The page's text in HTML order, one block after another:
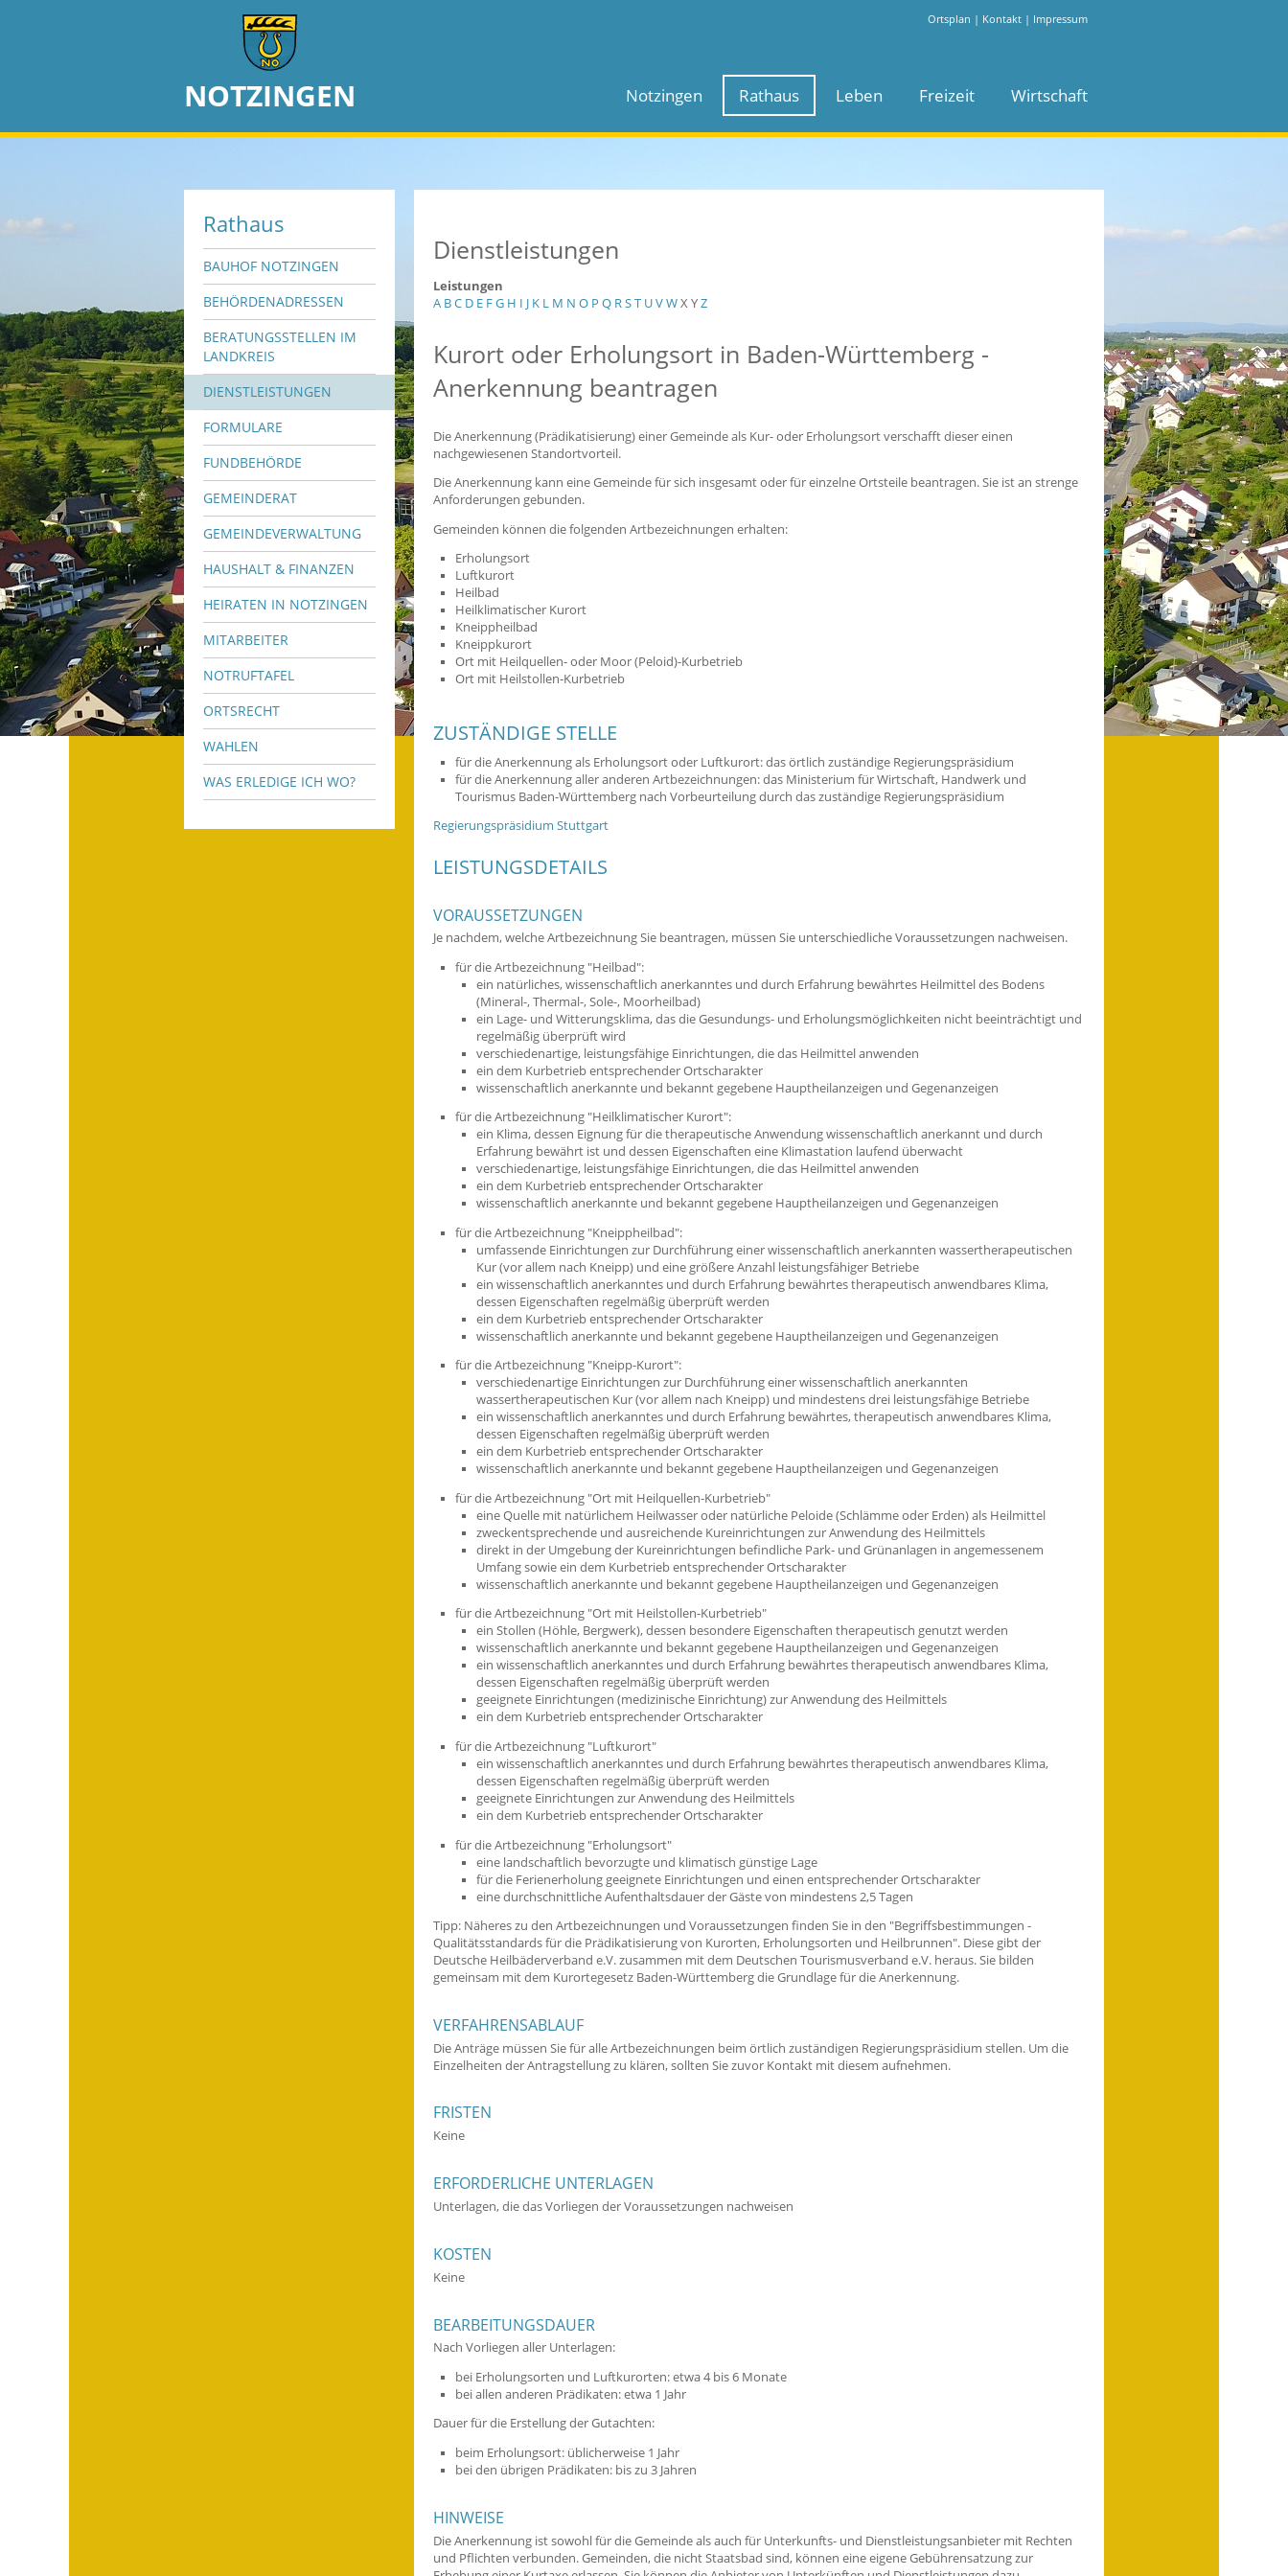
Ortsplan | Kontakt | Impressum
NOTZINGEN Notzingen Rathaus Leben Freizeit Wirtschaft
Rathaus
BAUHOF NOTZINGEN
BEHÖRDENADRESSEN
BERATUNGSSTELLEN IM
LANDKREIS
DIENSTLEISTUNGEN
FORMULARE
FUNDBEHÖRDE
GEMEINDERAT
GEMEINDEVERWALTUNG
HAUSHALT & FINANZEN
HEIRATEN IN NOTZINGEN
MITARBEITER
NOTRUFTAFEL
ORTSRECHT
WAHLEN
WAS ERLEDIGE ICH WO?
Dienstleistungen
Leistungen
A BC D E FG H I J K L M N O P Q RST UVWXYZ
Kurort oder Erholungsort in Baden-Württemberg -
Anerkennung beantragen
Die Anerkennung (Prädikatisierung) einer Gemeinde als Kur- oder Erholungsort verschafft dieser einen
nachgewiesenen Standortvorteil.
Die Anerkennung kann eine Gemeinde für sich insgesamt oder für einzelne Ortsteile beantragen. Sie ist an strenge
Anforderungen gebunden.
Gemeinden können die folgenden Artbezeichnungen erhalten:
Erholungsort
Luftkurort
Heilbad
Heilklimatischer Kurort
Kneippheilbad
Kneippkurort
Ort mit Heilquellen- oder Moor (Peloid)-Kurbetrieb
Ort mit Heilstollen-Kurbetrieb
ZUSTÄNDIGE STELLE
für die Anerkennung als Erholungsort oder Luftkurort: das örtlich zuständige Regierungspräsidium
für die Anerkennung aller anderen Artbezeichnungen: das Ministerium für Wirtschaft, Handwerk und
Tourismus Baden-Württemberg nach Vorbeurteilung durch das zuständige Regierungspräsidium
Regierungspräsidium Stuttgart
LEISTUNGSDETAILS
VORAUSSETZUNGEN
Je nachdem, welche Artbezeichnung Sie beantragen, müssen Sie unterschiedliche Voraussetzungen nachweisen.
für die Artbezeichnung "Heilbad":
ein natürliches, wissenschaftlich anerkanntes und durch Erfahrung bewährtes Heilmittel des Bodens
(Mineral-, Thermal-, Sole-, Moorheilbad)
ein Lage- und Witterungsklima, das die Gesundungs- und Erholungsmöglichkeiten nicht beeinträchtigt und
regelmäßig überprüft wird
verschiedenartige, leistungsfähige Einrichtungen, die das Heilmittel anwenden
ein dem Kurbetrieb entsprechender Ortscharakter
wissenschaftlich anerkannte und bekannt gegebene Hauptheilanzeigen und Gegenanzeigen
für die Artbezeichnung "Heilklimatischer Kurort":
ein Klima, dessen Eignung für die therapeutische Anwendung wissenschaftlich anerkannt und durch
Erfahrung bewährt ist und dessen Eigenschaften eine Klimastation laufend überwacht
verschiedenartige, leistungsfähige Einrichtungen,die das Heilmittel anwenden
ein dem Kurbetrieb entsprechender Ortscharakter
wissenschaftlich anerkannte und bekannt gegebene Hauptheilanzeigen und Gegenanzeigen
für die Artbezeichnung "Kneippheilbad":
umfassende Einrichtungen zur Durchführung einer wissenschaftlich anerkannten wassertherapeutischen
Kur (vor allem nach Kneipp) und eine größere Anzahl leistungsfähiger Betriebe
ein wissenschaftlich anerkanntes und durch Erfahrung bewährtes therapeutisch anwendbares Klima,
dessen Eigenschaften regelmäßig überprüft werden
ein dem Kurbetrieb entsprechender Ortscharakter
wissenschaftlich anerkannte und bekannt gegebene Hauptheilanzeigen und Gegenanzeigen
für die Artbezeichnung "Kneipp-Kurort":
verschiedenartige Einrichtungen zur Durchführung einer wissenschaftlich anerkannten
wassertherapeutischen Kur (vor allem nach Kneipp) und mindestens drei leistungsfähige Betriebe
ein wissenschaftlich anerkanntes und durch Erfahrung bewährtes, therapeutisch anwendbares Klima,
dessen Eigenschaften regelmäßig überprüft werden
ein dem Kurbetrieb entsprechender Ortscharakter
wissenschaftlich anerkannte und bekannt gegebene Hauptheilanzeigen und Gegenanzeigen
für die Artbezeichnung "Ort mit Heilquellen-Kurbetrieb"
eine Quelle mit natürlichem Heilwasser oder natürliche Peloide (Schlämme oder Erden) als Heilmittel
zweckentsprechende und ausreichende Kureinrichtungen zur Anwendung des Heilmittels
direkt in der Umgebung der Kureinrichtungen befindliche Park- undGrünanlagen in angemessenem
Umfang sowie ein dem Kurbetrieb entsprechender Ortscharakter
wissenschaftlich anerkannte und bekannt gegebene Hauptheilanzeigen und Gegenanzeigen
für die Artbezeichnung "Ort mit Heilstollen-Kurbetrieb"
ein Stollen (Höhle, Bergwerk), dessen besondere Eigenschaften therapeutisch genutzt werden
wissenschaftlich anerkannte und bekannt gegebene Hauptheilanzeigen und Gegenanzeigen
ein wissenschaftlich anerkanntes und durch Erfahrung bewährtes therapeutisch anwendbares Klima,
dessen Eigenschaften regelmäßig überprüft werden
geeignete Einrichtungen (medizinische Einrichtung) zur Anwendung des Heilmittels
ein dem Kurbetrieb entsprechender Ortscharakter
für die Artbezeichnung "Luftkurort"
ein wissenschaftlich anerkanntes und durch Erfahrung bewährtes therapeutisch anwendbares Klima,
dessen Eigenschaften regelmäßig überprüft werden
geeignete Einrichtungen zur Anwendung des Heilmittels
ein dem Kurbetrieb entsprechender Ortscharakter
für die Artbezeichnung "Erholungsort"
eine landschaftlich bevorzugte und klimatisch günstige Lage
für die Ferienerholung geeignete Einrichtungen und einen entsprechender Ortscharakter
eine durchschnittliche Aufenthaltsdauer der Gäste von mindestens 2,5 Tagen
Tipp: Näheres zu den Artbezeichnungen und Voraussetzungen finden Sie in den "Begriffsbestimmungen -
Qualitätsstandards für die Prädikatisierung von Kurorten, Erholungsorten und Heilbrunnen". Diese gibt der
Deutsche Heilbäderverband e.V. zusammen mit dem Deutschen Tourismusverband e.V. heraus. Sie bilden
gemeinsam mit dem Kurortegesetz Baden-Württemberg die Grundlage für die Anerkennung.
VERFAHRENSABLAUF
Die Anträge müssen Sie für alle Artbezeichnungen beim örtlich zuständigen Regierungspräsidium stellen. Um die
Einzelheiten der Antragstellung zu klären, sollten Sie zuvor Kontakt mit diesem aufnehmen.
FRISTEN
Keine
ERFORDERLICHE UNTERLAGEN
Unterlagen, die das Vorliegen der Voraussetzungen nachweisen
KOSTEN
Keine
BEARBEITUNGSDAUER
Nach Vorliegen aller Unterlagen:
bei Erholungsorten und Luftkurorten: etwa 4 bis 6 Monate
bei allen anderen Prädikaten: etwa 1 Jahr
Dauer für die Erstellung der Gutachten:
beim Erholungsort: üblicherweise 1 Jahr
bei den übrigen Prädikaten: bis zu 3 Jahren
HINWEISE
Die Anerkennung ist sowohl für die Gemeinde als auch für Unterkunfts- und Dienstleistungsanbieter mit Rechten
und Pflichten verbunden. Gemeinden, die nicht Staatsbad sind, können eine eigene Gebührensatzung zur